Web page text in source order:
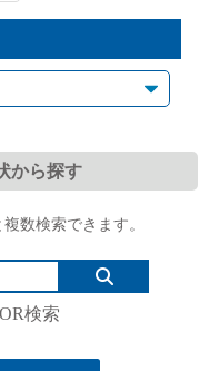
から探す
数検索できます。
OR検索